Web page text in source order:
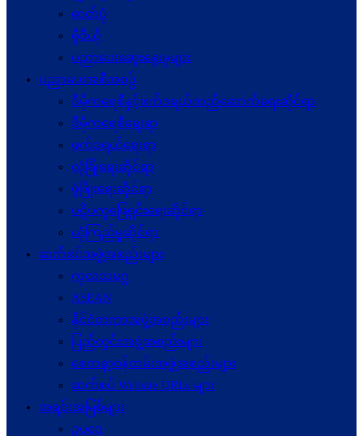
ဓာတ်ပုံ
ဗွီဒီယို
ပညာပေးဆွေးနွေးမှုများ
ပညာပေးအစီအစဉ်
ဒီမိုကရေစီနှင့်ဖက်ဒရယ်တည်ဆောက်ရေးဆိုင်ရာ
ဒီမိုကရေစီရေးရာ
ဖက်ဒရယ်ရေးရာ
လုံခြုံရေးဆိုင်ရာ
ဖွံဖြိုးရေးဆိုင်ရာ
ပဋိပက္ခ‌ဖြေရှင်းရေးဆိုင်ရာ
ယုံကြည်မှုဆိုင်ရာ
ဆက်စပ်အဖွဲ့အစည်းများ
ကုလသမဂ္ဂ
ASEAN
နိုင်ငံတကာအဖွဲ့အစည်းများ
ပြည်တွင်းအဖွဲ့အစည်းများ
စေတနာ့ဝန်ထမ်းအဖွဲ့အစည်းများ
ဆက်စပ် Website URLs များ
အရင်းအမြစ်များ
ဥပဒေ